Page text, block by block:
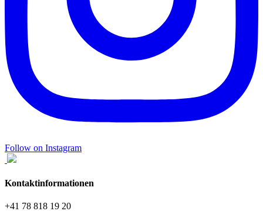
Follow on Instagram
Kontaktinformationen
+41 78 818 19 20